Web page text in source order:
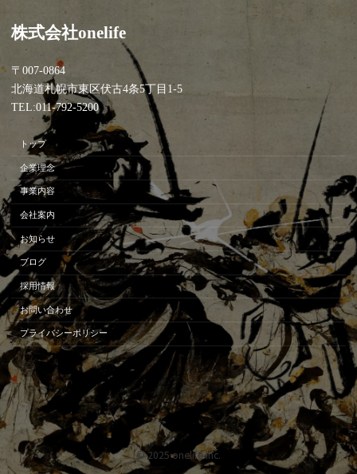
株式会社onelife
〒007-0864
北海道札幌市東区伏古4条5丁目1-5
TEL:011-792-5200
トップ
企業理念
事業内容
会社案内
お知らせ
ブログ
採用情報
お問い合わせ
プライバシーポリシー
© 2025 onelife inc.